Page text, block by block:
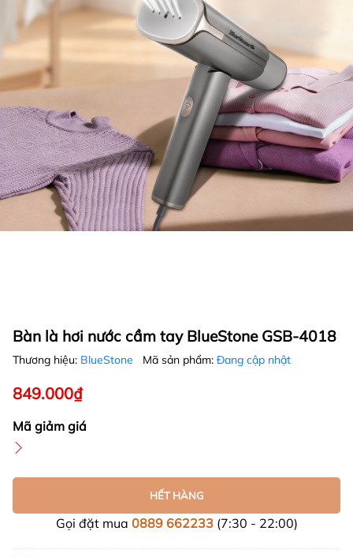
Bàn là hơi nước cầm tay BlueStone GSB-4018
Thương hiệu: BlueStone Mã sản phẩm: Đang cập nhật
849.000₫
Mã giảm giá
HẾT HÀNG
Gọi đặt mua 0889 662233(7:30 - 22:00)